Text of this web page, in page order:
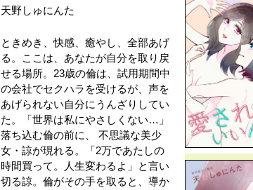
天野しゅにんた
ときめき、快感、癒やし、全部あげ
る。ここは、あなたが自分を取り戻
せる場所。23歳の倫は、試用期間中
の会社でセクハラを受けるが、声を
あげられない自分にうんざりしてい
た。「世界は私にやさしくない…」
落ち込む倫の前に、 不思議な美少
女・諒が現れる。「2万であたしの
時間買って。人生変わるよ」と言い
切る諒。倫がその手を取ると、導か